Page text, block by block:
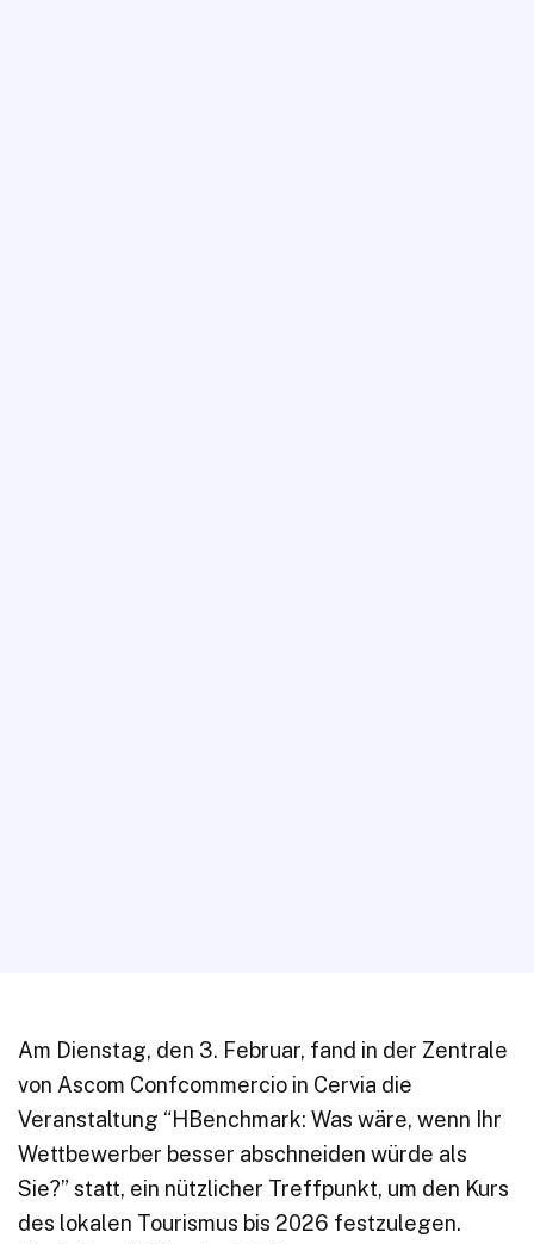
Am Dienstag, den 3. Februar, fand in der Zentrale
von Ascom Confcommercio in Cervia die
Veranstaltung “HBenchmark: Was wäre, wenn Ihr
Wettbewerber besser abschneiden würde als
Sie?” statt, ein nützlicher Treffpunkt, um den Kurs
des lokalen Tourismus bis 2026 festzulegen.